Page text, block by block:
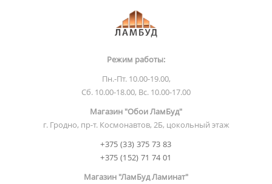
Режим работы:
Пн.-Пт. 10.00-19.00,
Сб. 10.00-18.00, Вс. 10.00-17.00
Магазин "Обои ЛамБуд"
г. Гродно, пр-т. Космонавтов, 2Б, цокольный этаж
+375 (33) 375 73 83
+375 (152) 71 74 01
Магазин "ЛамБуд Ламинат"